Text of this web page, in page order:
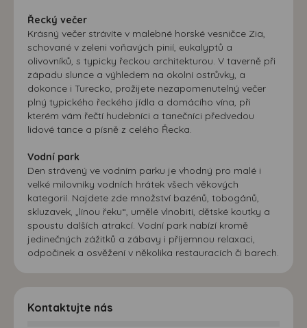
Řecký večer
Krásný večer strávíte v malebné horské vesničce Zia,
schované v zeleni voňavých pinií, eukalyptů a
olivovníků, s typicky řeckou architekturou. V taverně při
západu slunce a výhledem na okolní ostrůvky, a
dokonce i Turecko, prožijete nezapomenutelný večer
plný typického řeckého jídla a domácího vína, při
kterém vám řečtí hudebníci a tanečníci předvedou
lidové tance a písně z celého Řecka.
Vodní park
Den strávený ve vodním parku je vhodný pro malé i
velké milovníky vodních hrátek všech věkových
kategorií. Najdete zde množství bazénů, tobogánů,
skluzavek, „línou řeku“, umělé vlnobití, dětské koutky a
spoustu dalších atrakcí. Vodní park nabízí kromě
jedinečných zážitků a zábavy i příjemnou relaxaci,
odpočinek a osvěžení v několika restauracích či barech.
Kontaktujte nás